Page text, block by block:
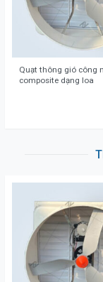
Quạt thông gió công
composite dạng loa